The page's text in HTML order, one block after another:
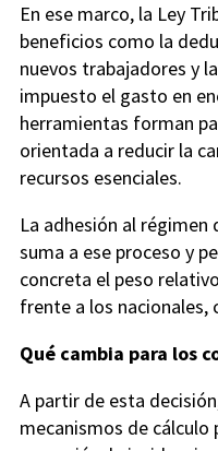
En ese marco, la Ley
beneficios como la
nuevos trabajadores y
impuesto el gasto en
herramientas forman
orientada a reducir la
recursos esenciales.
La adhesión al régimen
suma a ese proceso y
concreta el peso
frente a los nacionales,
Qué cambia para los
A partir de esta
mecanismos de cálculo